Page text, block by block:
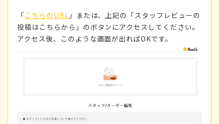
「こちらのURL 」または、上記の「スタッフレビューの
投稿はこちらから」のボタンにアクセスしてください。
アクセス後、このような画面が出ればOKです。